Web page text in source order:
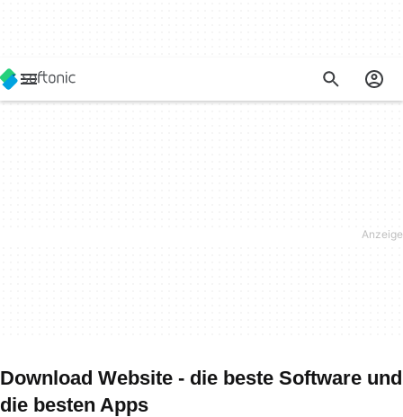
Download Website - die beste Software und
die besten Apps